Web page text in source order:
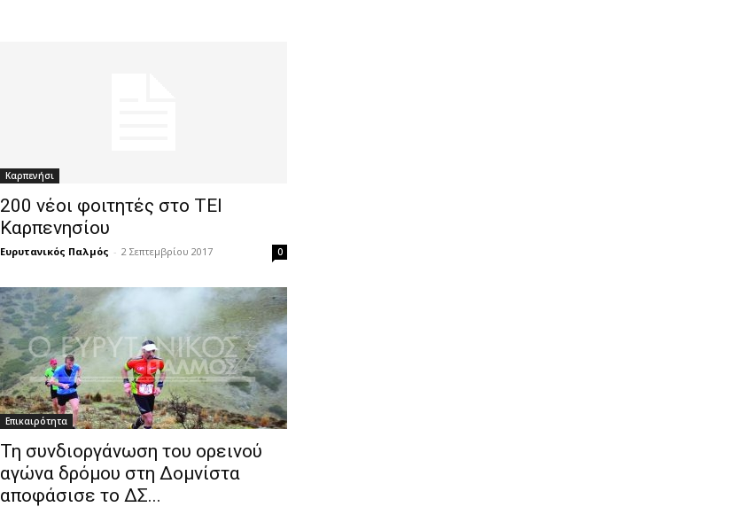
Καρπενήσι
200 νέοι φοιτητές στο ΤΕΙ
Καρπενησίου
Ευρυτανικός Παλμός - 2 Σεπτεμβρίου 2017 0
Επικαιρότητα
Τη συνδιοργάνωση του ορεινού
αγώνα δρόμου στη Δομνίστα
αποφάσισε το ΔΣ...